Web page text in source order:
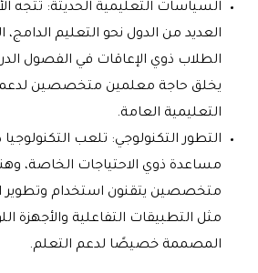
السياسات التعليمية الحديثة: تتجه
العديد من الدول نحو التعليم
الطلاب ذوي الإعاقات في الفصول
يخلق حاجة معلمين متخصصين
التعليمية العامة.
التطور التكنولوجي: تلعب
مساعدة ذوي الاحتياجات الخاصة،
متخصصين يتقنون استخدام وتطوير
مثل التطبيقات التفاعلية والأجهزة
المصممة خصيصًا لدعم التعلم.